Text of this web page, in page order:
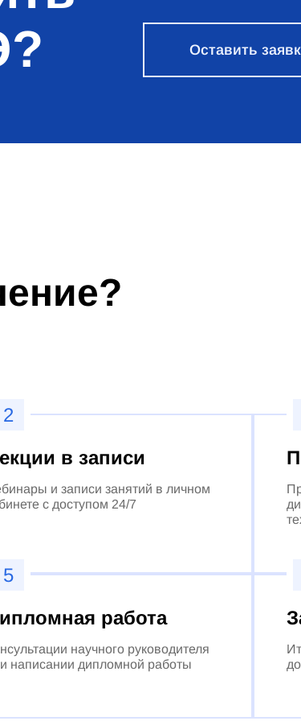
Оставить
2
в записи
и записи занятий в личном
с доступом 24/7
5
работа
научного руководителя
написании дипломной работы